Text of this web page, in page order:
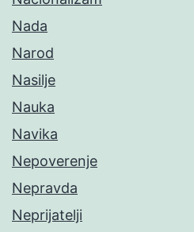
Nada
Narod
Nasilje
Nauka
Navika
Nepoverenje
Nepravda
Neprijatelji